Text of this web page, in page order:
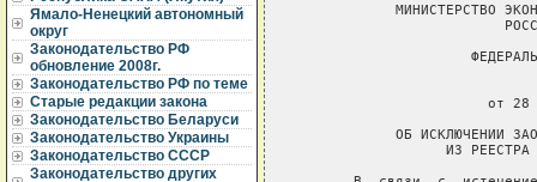
Ямало-Ненецкий автономный
округ
Законодательство РФ
обновление 2008г.
Законодательство РФ по теме
Старые редакции закона
Законодательство Беларуси
Законодательство Украины
Законодательство СССР
Законодательство других
МИНИСТЕРСТВО
от 28
ОБ ИСКЛЮЧЕНИИ
ИЗ РЕЕСТРА